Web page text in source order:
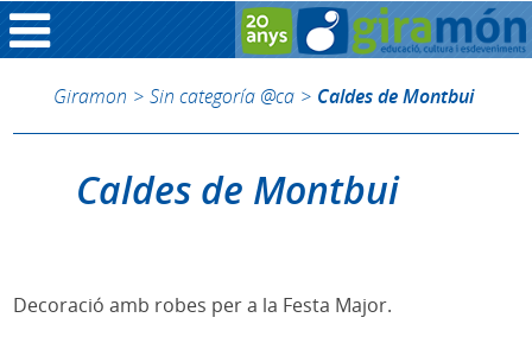
Giramon > Sin categoría @ca > Caldes de Montbui
Caldes de Montbui
Decoració amb robes per a la Festa Major.